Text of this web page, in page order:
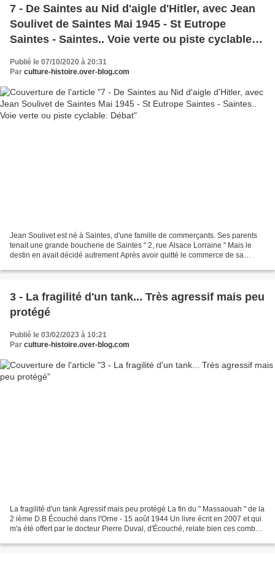
7 - De Saintes au Nid d'aigle d'Hitler, avec Jean
Soulivet de Saintes Mai 1945 - St Eutrope
Saintes - Saintes.. Voie verte ou piste cyclable:
Publié le 07/10/2020 à 20:31
Par culture-histoire.over-blog.com
Jean Soulivet est né à Saintes, d'une famille de commerçants. Ses parents
tenait une grande boucherie de Saintes " 2, rue Alsace Lorraine " Mais le
destin en avait décidé autrement Après avoir quitté le commerce de sa
3 - La fragilité d'un tank... Très agressif mais peu
protégé
Publié le 03/02/2023 à 10:21
Par culture-histoire.over-blog.com
La fragilité d'un tank Agressif mais peu protégé La fin du " Massaouah " de la
2 ième D.B Écouché dans l'Orne - 15 août 1944 Un livre écrit en 2007 et qui
m'a été offert par le docteur Pierre Duval, d'Écouché, relate bien ces combats